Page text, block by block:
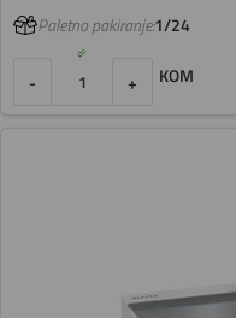
Paletno pakiranje:1/24
- + KOM